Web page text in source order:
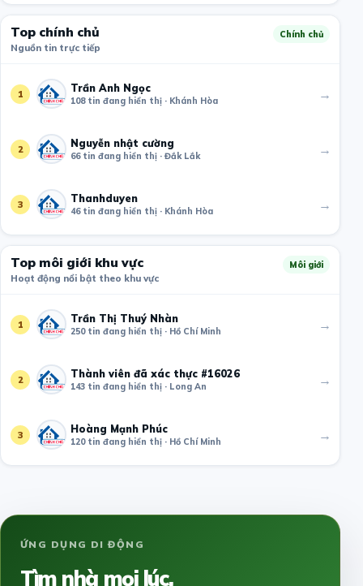
Top chính chủ
Nguồn tin trực tiếp
Chính chủ
1 Trần Anh Ngọc
108 tin đang hiển thị · Khánh Hòa →
2 Nguyễn nhật cường
66 tin đang hiển thị · Đắk Lắk →
3 Thanhduyen
46 tin đang hiển thị · Khánh Hòa →
Top môi giới khu vực
Hoạt động nổi bật theo khu vực
Môi giới
1 Trần Thị Thuý Nhàn
250 tin đang hiển thị · Hồ Chí Minh →
2 Thành viên đã xác thực #16026
143 tin đang hiển thị · Long An →
3 Hoàng Mạnh Phúc
120 tin đang hiển thị · Hồ Chí Minh →
ỨNG DỤNG DI ĐỘNG
Tìm nhà mọi lúc,